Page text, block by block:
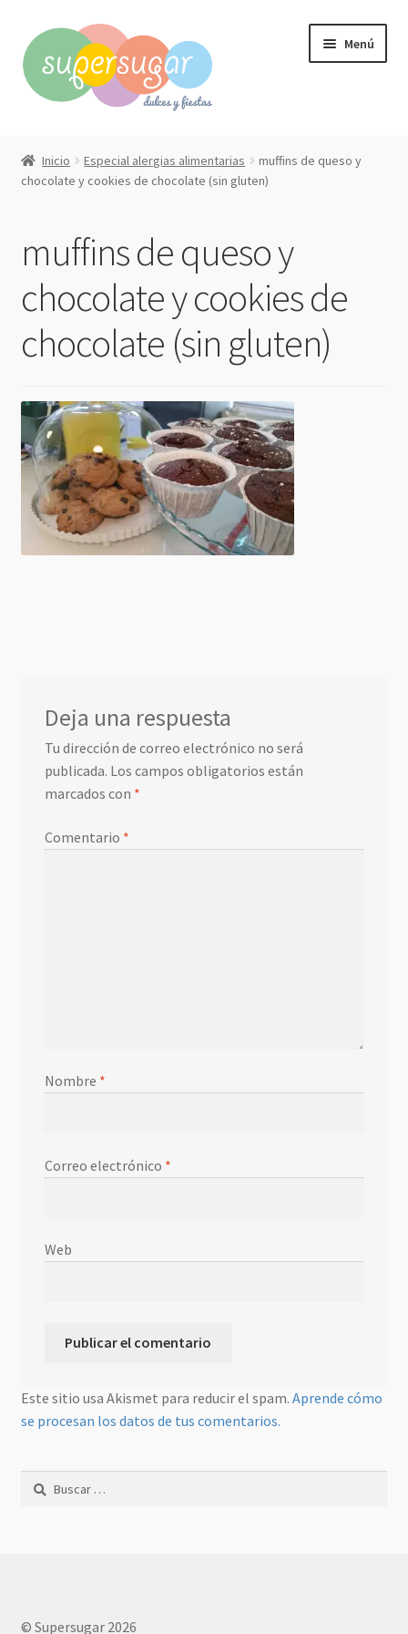
a
la
navegación
al
contenido
Menú
Compra online
Contacto
Mi cuenta
Inicio Especial alergias alimentarias
muffins de queso y
chocolate y cookies de chocolate (sin gluten)
muffins de queso y
chocolate y cookies de
chocolate (sin gluten)
Deja una respuesta
Tu dirección de correo electrónico no será
publicada. Los campos obligatorios están
marcados con *
Comentario *
Nombre *
Correo electrónico *
Web
Este sitio usa Akismet para reducir el spam. Aprende cómo
se procesan los datos de tus comentarios.
Buscar:
© Supersugar 2026